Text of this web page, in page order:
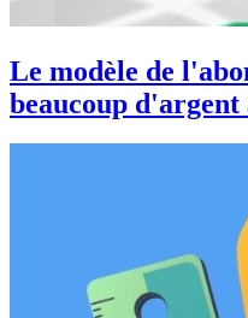
Le modèle de
beaucoup d'argent